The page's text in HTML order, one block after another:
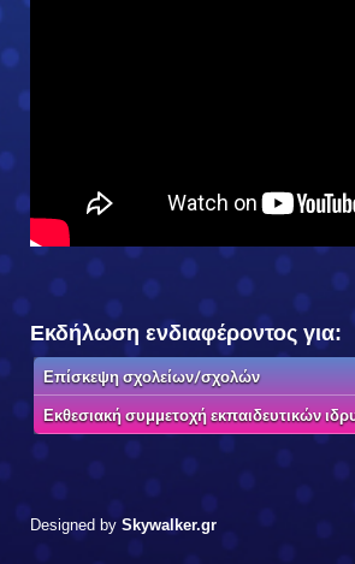
Εκδήλωση ενδιαφέροντος για:
Επίσκεψη σχολείων/σχολών
Εκθεσιακή συμμετοχή εκπαιδευτικών
Designed by Skywalker.gr